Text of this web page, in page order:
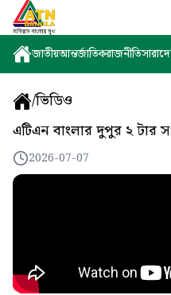
জাতীয়আন্তর্জাতিকরাজনীতি
/ভিডিও
এটিএন বাংলার দুপুর ২ টার
2026-07-07